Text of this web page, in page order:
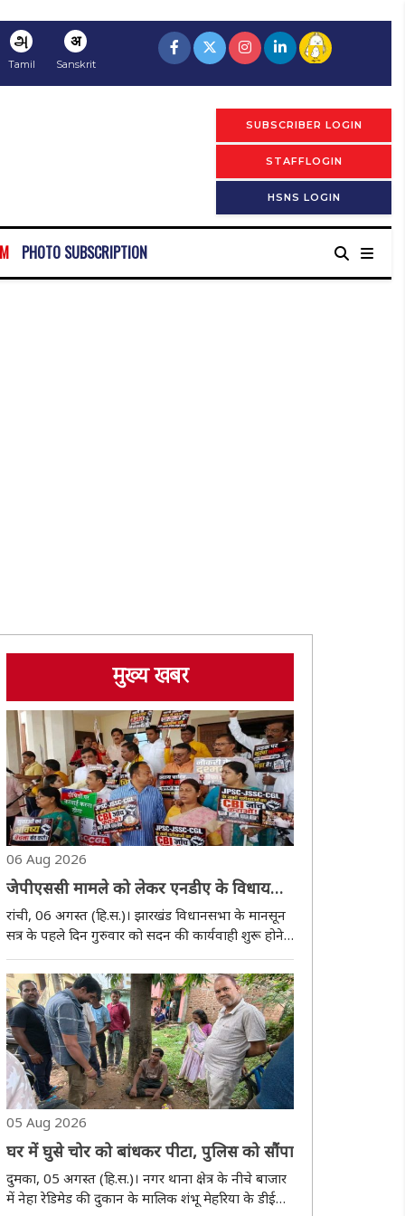
அ
Tamil
अ
Sanskrit
SUBSCRIBER LOGIN
STAFFLOGIN
HSNS LOGIN
PHOTO SUBSCRIPTION
मुख्य खबर
06 Aug 2026
जेपीएससी मामले को लेकर एनडीए के विधायकों
ने विधानसभा परिसर में किया प्रदर्शन
रांची, 06 अगस्त (हि.स.)। झारखंड विधानसभा के मानसून
सत्र के पहले दिन गुरुवार को सदन की कार्यवाही शुरू होने
से पहले एनडीए के विधायकों ने विधानसभा परिसर में
जमकर नारेबाजी की और मुख्यमंत्री हेमंत सोरेन से इस्तीफे
की मांग की। हाथों में तख्ती लेकर प्रमु..
05 Aug 2026
घर में घुसे चोर को बांधकर पीटा, पुलिस को सौंपा
दुमका, 05 अगस्त (हि.स.)। नगर थाना क्षेत्र के नीचे बाजार
में नेहा रेडिमेड की दुकान के मालिक शंभू मेहरिया के डीईओ